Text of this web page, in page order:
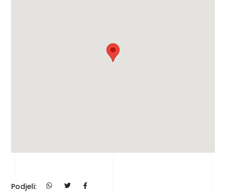
Podjeli: